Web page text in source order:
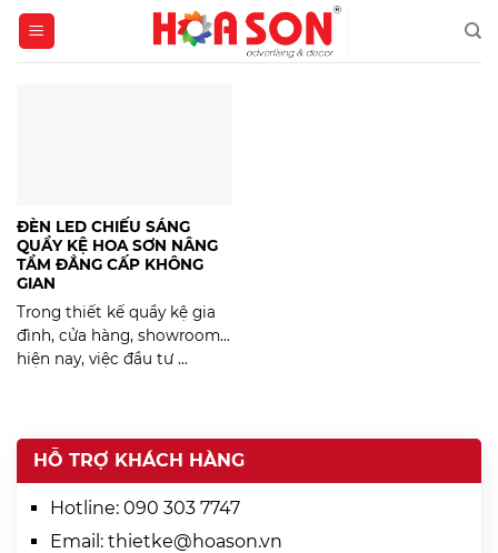
Skip
content
ĐÈN LED CHIẾU SÁNG
QUẦY KỆ HOA SƠN NÂNG
TẦM ĐẲNG CẤP KHÔNG
GIAN
Trong thiết kế quầy kệ gia
đình, cửa hàng, showroom…
hiện nay, việc đầu tư ...
HỖ TRỢ KHÁCH HÀNG
Hotline: 090 303 7747
Email: thietke@hoason.vn